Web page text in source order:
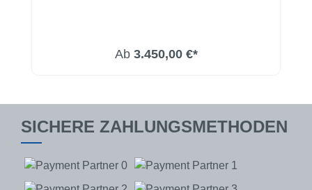
Ab 3.450,00 €*
SICHERE ZAHLUNGSMETHODEN